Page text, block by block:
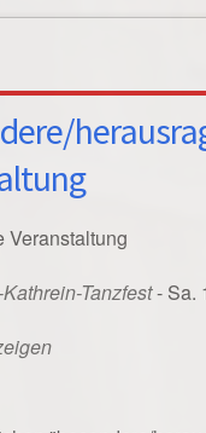
Veranstaltung
Tanzfest- Sa.